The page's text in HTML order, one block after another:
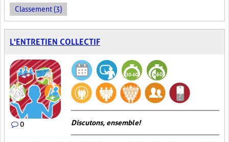
Classement (3)
L'ENTRETIEN COLLECTIF
0 Discutons, ensemble!